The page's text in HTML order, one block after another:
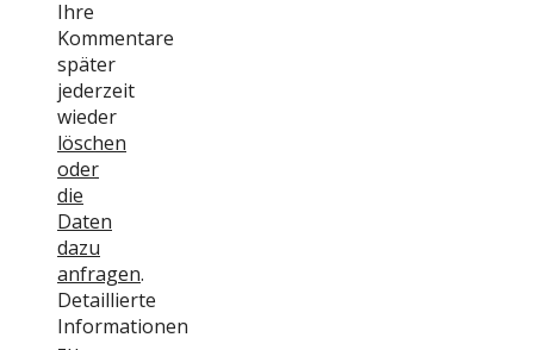
Ihre
Kommentare
später
jederzeit
wieder
löschen
oder
die
Daten
dazu
anfragen.
Detaillierte
Informationen